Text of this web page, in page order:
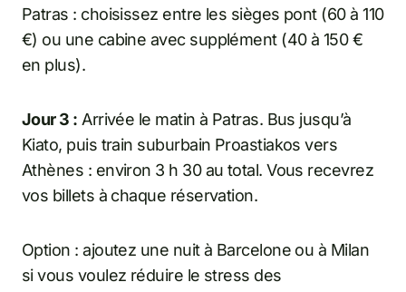
Patras : choisissez entre les sièges pont (60 à 110
€) ou une cabine avec supplément (40 à 150 €
en plus).
Jour 3 : Arrivée le matin à Patras. Bus jusqu’à
Kiato, puis train suburbain Proastiakos vers
Athènes : environ 3 h 30 au total. Vous recevrez
vos billets à chaque réservation.
Option : ajoutez une nuit à Barcelone ou à Milan
si vous voulez réduire le stress des